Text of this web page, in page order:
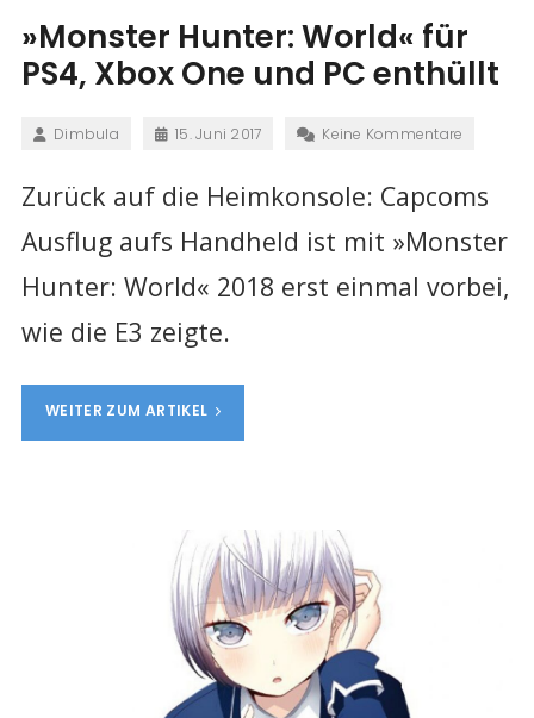
»Monster Hunter: World« für
PS4, Xbox One und PC enthüllt
Dimbula 15. Juni 2017 Keine Kommentare
Zurück auf die Heimkonsole: Capcoms
Ausflug aufs Handheld ist mit »Monster
Hunter: World« 2018 erst einmal vorbei,
wie die E3 zeigte.
WEITER ZUM ARTIKEL